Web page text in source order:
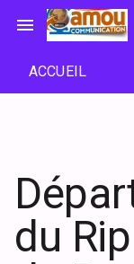
menu
ACCUEIL
du